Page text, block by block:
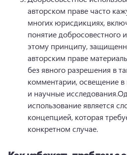
авторском праве часто
многих юрисдикциях,
понятие добросовестного
этому принципу,
авторским праве
без явного разрешения в
комментарии, освещение в
и научные исследования.
использование является
концепцией, которая
конкретном случае.